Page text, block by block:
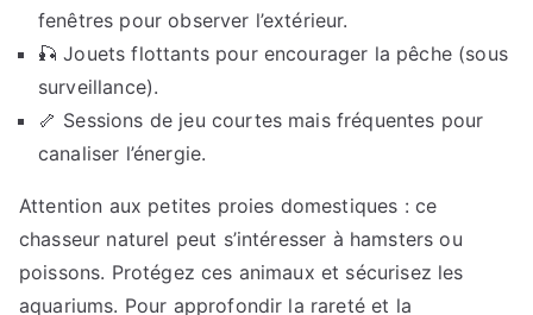
fenêtres pour observer l’extérieur.
🎣 Jouets flottants pour encourager la pêche (sous
surveillance).
🦴 Sessions de jeu courtes mais fréquentes pour
canaliser l’énergie.
Attention aux petites proies domestiques : ce
chasseur naturel peut s’intéresser à hamsters ou
poissons. Protégez ces animaux et sécurisez les
aquariums. Pour approfondir la rareté et la